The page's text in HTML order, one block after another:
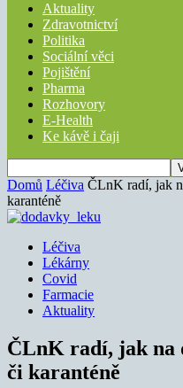
Aktuality
Zdravotnictví
Politika
Sociální věci
Pojištění
Pharma
Rozhovory
E-Health
Ke kávě i čaji
Domů Léčiva ČLnK radí, jak
karanténě
Léčiva
Lékárny
Covid
Farmacie
Aktuality
ČLnK radí, jak na
či karanténě